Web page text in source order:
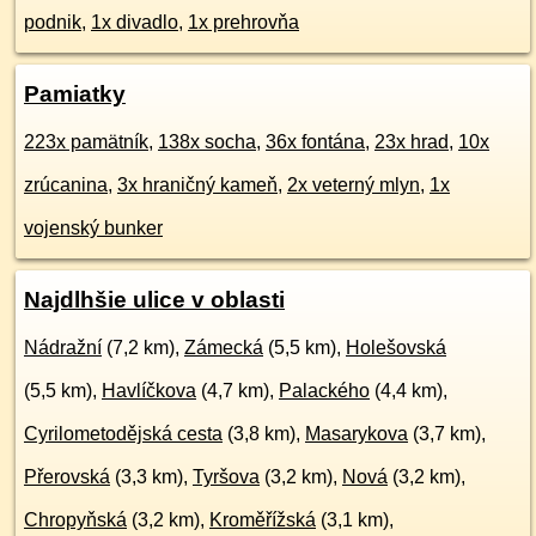
podnik, 1x divadlo, 1x prehrovňa
Pamiatky
223x pamätník, 138x socha, 36x fontána, 23x hrad, 10x
zrúcanina, 3x hraničný kameň, 2x veterný mlyn, 1x
vojenský bunker
Najdlhšie ulice v oblasti
Nádražní (7,2 km), Zámecká (5,5 km), Holešovská
(5,5 km), Havlíčkova (4,7 km), Palackého (4,4 km),
Cyrilometodějská cesta (3,8 km), Masarykova (3,7 km),
Přerovská (3,3 km), Tyršova (3,2 km), Nová (3,2 km),
Chropyňská (3,2 km), Kroměřížská (3,1 km),